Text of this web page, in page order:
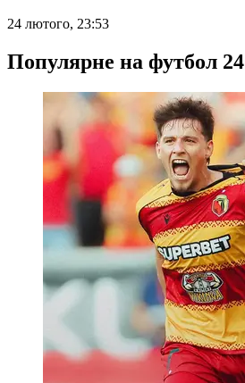
24 лютого, 23:53
Популярне на футбол 24